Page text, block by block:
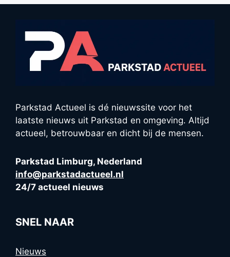
Parkstad Actueel is dé nieuwssite voor het
laatste nieuws uit Parkstad en omgeving. Altijd
actueel, betrouwbaar en dicht bij de mensen.
Parkstad Limburg, Nederland
info@parkstadactueel.nl
24/7 actueel nieuws
SNEL NAAR
Nieuws